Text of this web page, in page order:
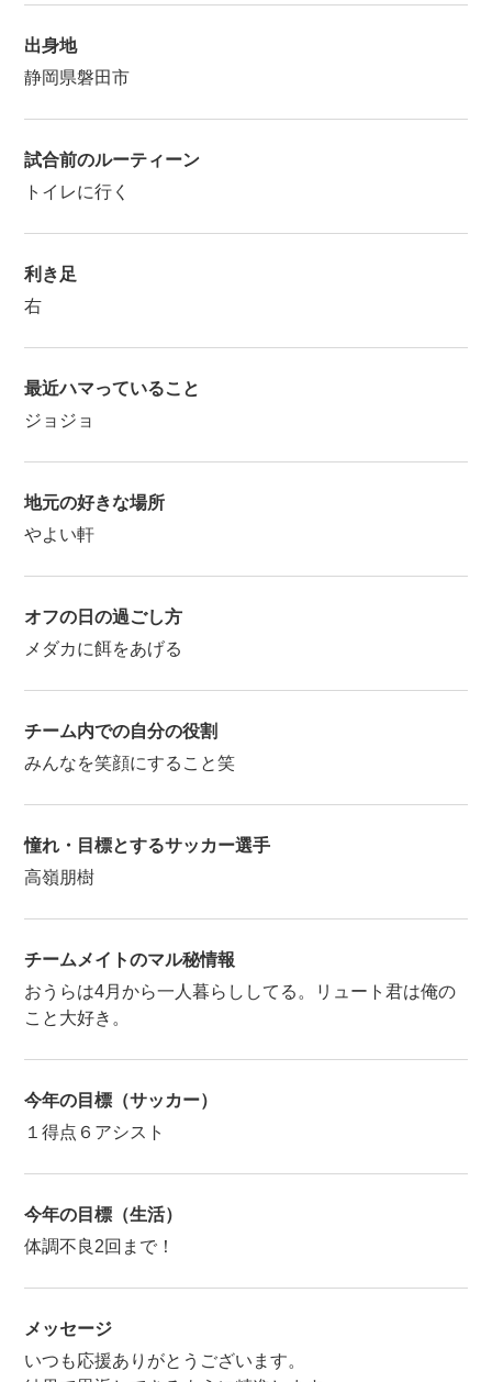
出身地
静岡県磐田市
試合前のルーティーン
トイレに行く
利き足
右
最近ハマっていること
ジョジョ
地元の好きな場所
やよい軒
オフの日の過ごし方
メダカに餌をあげる
チーム内での自分の役割
みんなを笑顔にすること笑
憧れ・目標とするサッカー選手
高嶺朋樹
チームメイトのマル秘情報
おうらは4月から一人暮らししてる。リュート君は俺の
こと大好き。
今年の目標（サッカー）
１得点６アシスト
今年の目標（生活）
体調不良2回まで！
メッセージ
いつも応援ありがとうございます。